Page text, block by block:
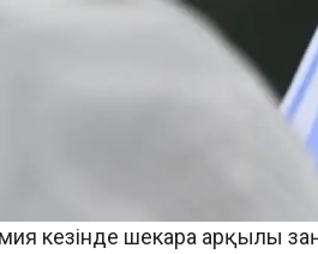
кезінде шекара арқылы